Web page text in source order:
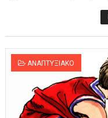
ΑΝΑΠΤΥΞΙΑΚΟ